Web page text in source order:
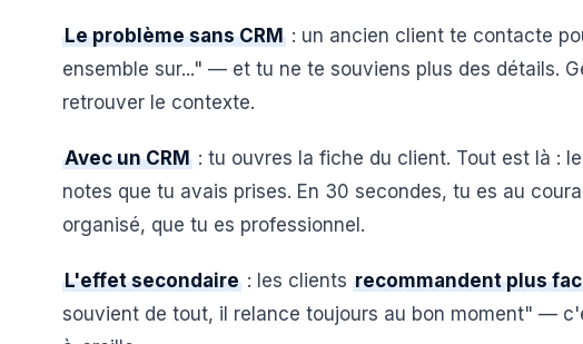
Le problème sans CRM : un ancien client te contacte
ensemble sur..." — et tu ne te souviens plus des détails.
retrouver le contexte.
Avec un CRM : tu ouvres la fiche du client. Tout est là :
notes que tu avais prises. En 30 secondes, tu es au
organisé, que tu es professionnel.
L'effet secondaire : les clients recommandent plus
souvient de tout, il relance toujours au bon moment" —